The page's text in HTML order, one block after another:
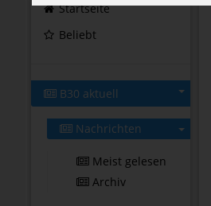
Startseite
Beliebt
B30 aktuell
Nachrichten
Meist gelesen
Archiv